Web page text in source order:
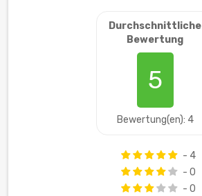
Durchschnittliche
Bewertung
5
Bewertung(en): 4
- 4
- 0
- 0